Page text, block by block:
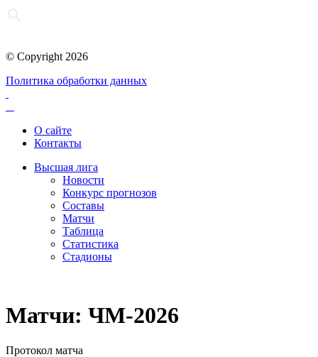
© Copyright 2026
Политика обработки данных
О сайте
Контакты
Высшая лига
Новости
Конкурс прогнозов
Составы
Матчи
Таблица
Статистика
Стадионы
Матчи: ЧМ-2026
Протокол матча